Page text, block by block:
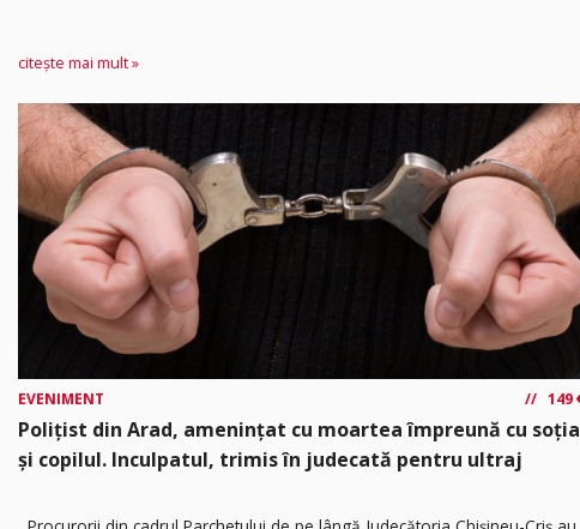
citește mai mult »
EVENIMENT 149
Polițist din Arad, amenințat cu moartea împreună cu soția
și copilul. Inculpatul, trimis în judecată pentru ultraj